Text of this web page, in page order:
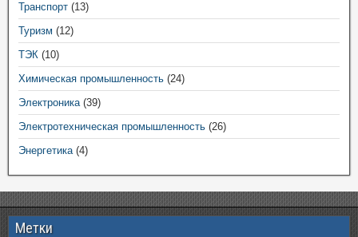
Транспорт (13)
Туризм (12)
ТЭК (10)
Химическая промышленность (24)
Электроника(39)
Электротехническая промышленность (26)
Энергетика(4)
Метки